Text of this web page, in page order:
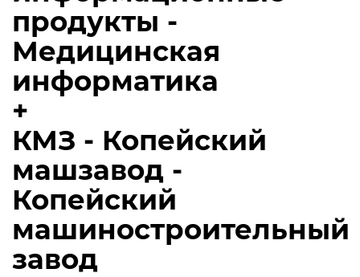
продукты -
Медицинская
информатика
+
КМЗ - Копейский
машзавод -
Копейский
машиностроительный
завод